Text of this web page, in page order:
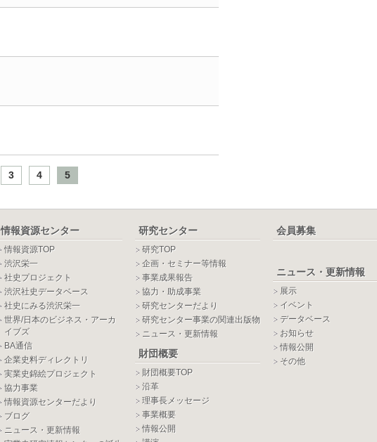
3 4 5
情報資源センター
情報資源TOP
渋沢栄一
社史プロジェクト
渋沢社史データベース
社史にみる渋沢栄一
世界/日本のビジネス・アーカ
イブズ
BA通信
企業史料ディレクトリ
実業史錦絵プロジェクト
協力事業
情報資源センターだより
ブログ
ニュース・更新情報
研究センター
研究TOP
企画・セミナー等情報
事業成果報告
協力・助成事業
研究センターだより
研究センター事業の関連出版物
ニュース・更新情報
財団概要
財団概要TOP
沿革
理事長メッセージ
事業概要
情報公開
会員募集
ニュース・更新情報
展示
イベント
データベース
お知らせ
情報公開
その他